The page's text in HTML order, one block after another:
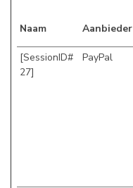
Naam Aanbieder
[SessionID#
27]
PayPal